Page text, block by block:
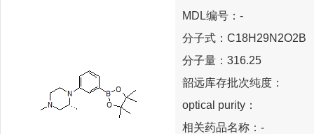
MDL编号：-
分子式：C18H29N2O2B
分子量：316.25
韶远库存批次纯度：
optical purity：
相关药品名称：-